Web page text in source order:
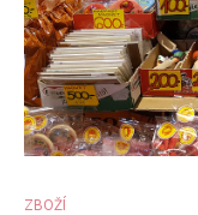
ZBOŽÍ